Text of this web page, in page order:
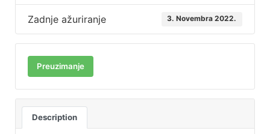
Zadnje ažuriranje 3. Novembra 2022.
Preuzimanje
Description